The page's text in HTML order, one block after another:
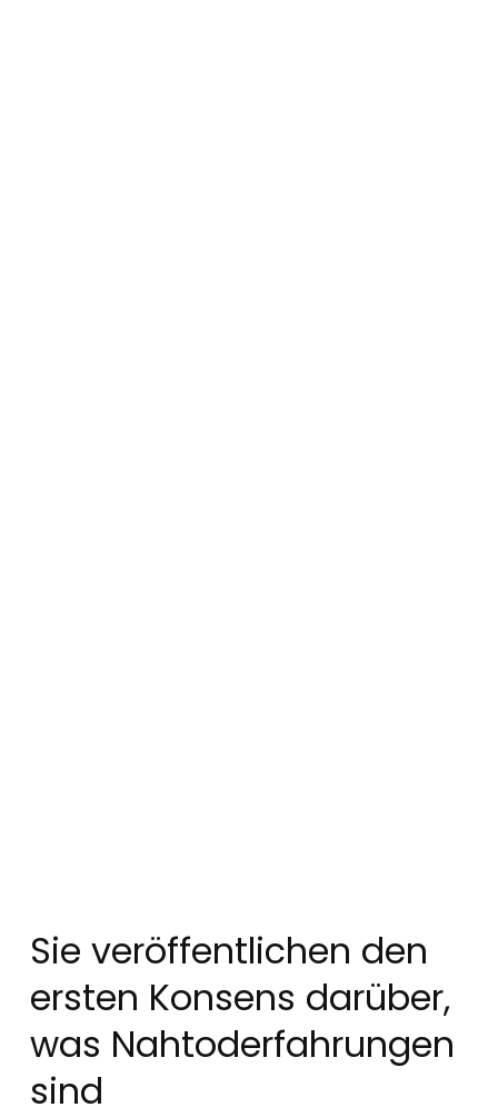
Sie veröffentlichen den
ersten Konsens darüber,
was Nahtoderfahrungen
sind